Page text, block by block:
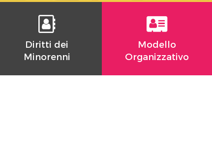
Diritti dei
Minorenni
Modello
Organizzativo